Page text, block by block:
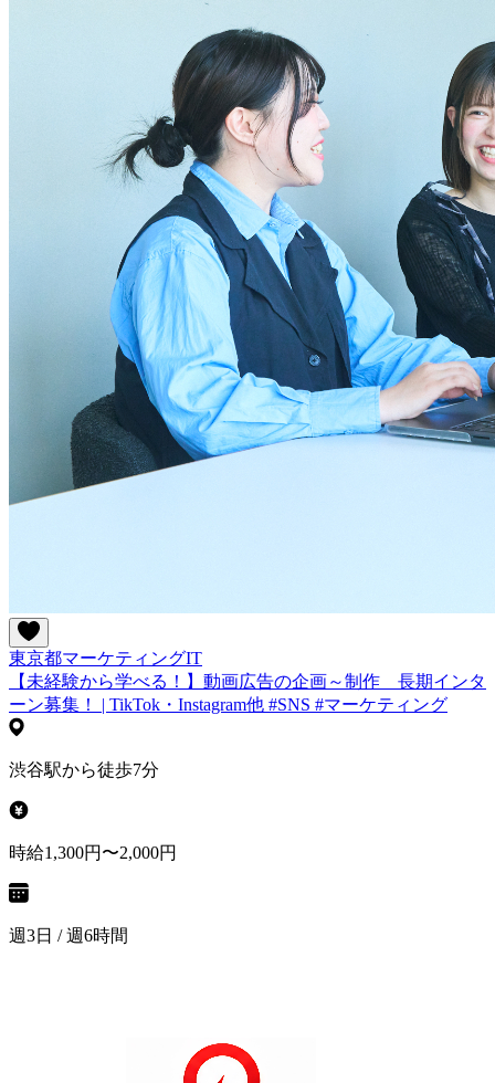
東京都マーケティングIT
【未経験から学べる！】動画広告の企画～制作 長期インタ
ーン募集！ | TikTok・Instagram他 #SNS #マーケティング
渋谷駅から徒歩7分
時給1,300円〜2,000円
週3日 / 週6時間